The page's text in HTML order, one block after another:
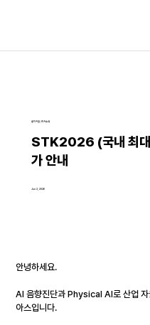
Jun 2, 2026
STK2026 (국내 최대
가 안내
공지사항│회사소식
안녕하세요.
AI 음향진단과 Physical AI로 산업 자
아스입니다.